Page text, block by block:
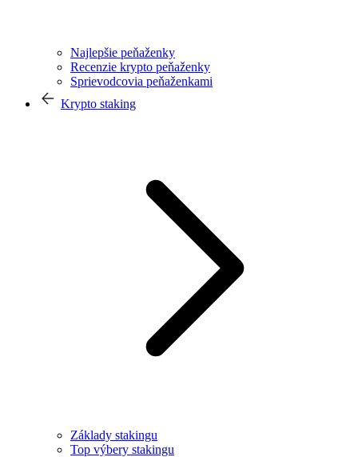
Najlepšie peňaženky
Recenzie krypto peňaženky
Sprievodcovia peňaženkami
Krypto staking
Základy stakingu
Top výbery stakingu